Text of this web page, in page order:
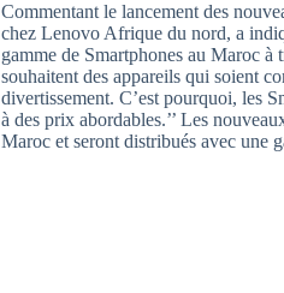
Commentant le lancement des
chez Lenovo Afrique du nord, a
gamme de Smartphones au Maroc
souhaitent des appareils qui soient
divertissement. C’est pourquoi, les
à des prix abordables.’’ Les
Maroc et seront distribués avec une